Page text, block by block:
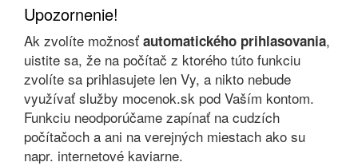
Upozornenie!
Ak zvolíte možnosťautomatického prihlasovania,
uistite sa, že na počítač z ktorého túto funkciu
zvolíte sa prihlasujete len Vy, a nikto nebude
využívať služby mocenok.sk pod Vaším kontom.
Funkciu neodporúčame zapínať na cudzích
počítačoch a ani na verejných miestach ako su
napr. internetové kaviarne.